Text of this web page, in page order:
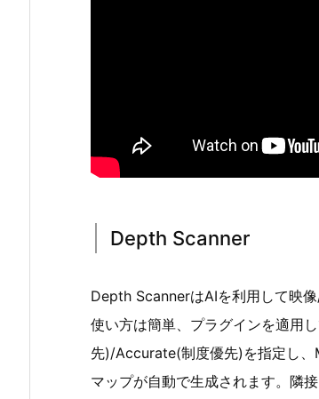
Depth Scanner
Depth ScannerはAIを利用して映
使い方は簡単、プラグインを適用
先)/Accurate(制度優先)を指定し
マップが自動で生成されます。隣